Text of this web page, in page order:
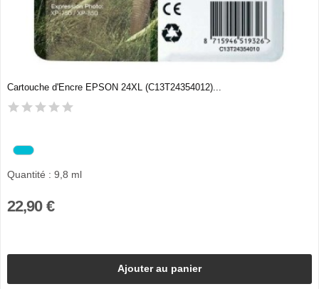
Cartouche d'Encre EPSON 24XL (C13T24354012)...
Quantité : 9,8 ml
22,90 €
Ajouter au panier